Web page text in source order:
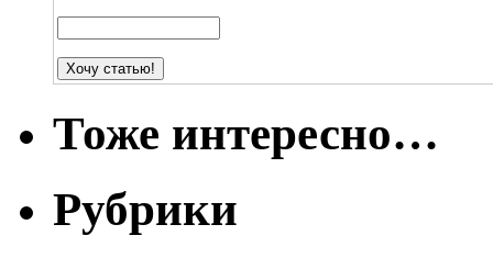
Тоже интересно…
Рубрики